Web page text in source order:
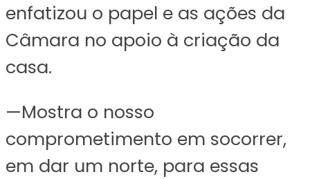
enfatizou o papel e as ações da
Câmara no apoio à criação da
casa.
—Mostra o nosso
comprometimento em socorrer,
em dar um norte, para essas